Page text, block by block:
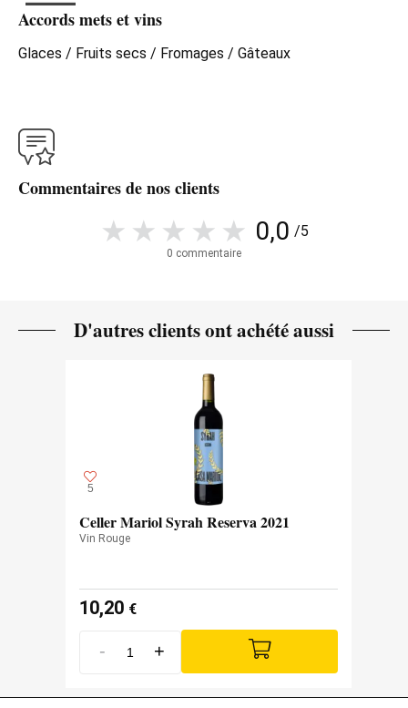
Accords mets et vins
Glaces / Fruits secs / Fromages / Gâteaux
Commentaires de nos clients
0,0 /5
0 commentaire
D'autres clients ont achété aussi
5
Celler Mariol Syrah Reserva 2021
Vin Rouge
10,20 €
- +